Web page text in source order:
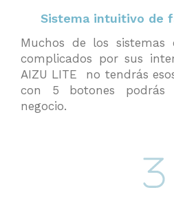
Sistema intuitivo de
Muchos de los
complicados por sus
AIZU LITE no tendrás
con 5 botones podrás
negocio.